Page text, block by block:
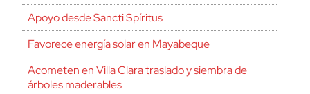
Apoyo desde Sancti Spíritus
Favorece energía solar en Mayabeque
Acometen en Villa Clara traslado y siembra de
árboles maderables